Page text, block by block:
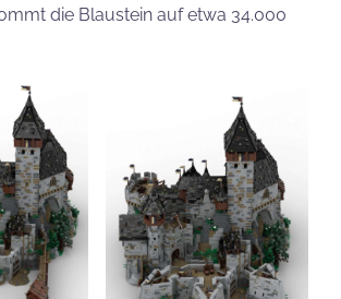
die Blaustein auf etwa 34.000